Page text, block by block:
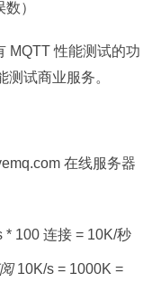
）
MQTT 性能测试的功
试商业服务。
在线服务器
* 100 连接 = 10K/秒
10K/s = 1000K =